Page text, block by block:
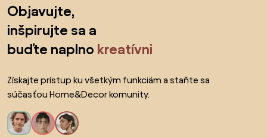
Objavujte,
inšpirujte sa a
buďte naplno kreatívni
Získajte prístup ku všetkým funkciám a staňte sa
súčasťou Home&Decor komunity.